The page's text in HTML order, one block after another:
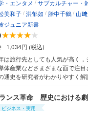
・エンタメ /サブカルチャー・
美和子/洪郁如 / 胎中千鶴/ 山
ジュニア新書
1,034円 (税込)
は旅行先としても人気が高く
体産業などさまざまな面で注
通史を研究者がわかりやすく
すすめコース，年表を掲載．
を深めたい人に最適の１冊．
ンス革命 歴史における
ビジネス・実用